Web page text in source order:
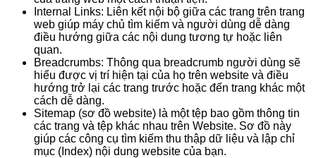
Internal Links: Liên kết nội bộ giữa các trang trên trang
web giúp máy chủ tìm kiếm và người dùng dễ dàng
điều hướng giữa các nội dung tương tự hoặc liên
quan.
Breadcrumbs: Thông qua breadcrumb người dùng sẽ
hiểu được vị trí hiện tại của họ trên website và điều
hướng trở lại các trang trước hoặc đến trang khác một
cách dễ dàng.
Sitemap (sơ đồ website) là một tệp bao gồm thông tin
các trang và tệp khác nhau trên Website. Sơ đồ này
giúp các công cụ tìm kiếm thu thập dữ liệu và lập chỉ
mục (Index) nội dung website của bạn.